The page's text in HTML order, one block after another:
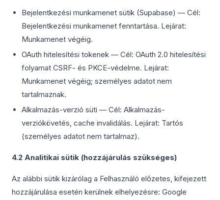
Bejelentkezési munkamenet sütik (Supabase) — Cél:
Bejelentkezési munkamenet fenntartása. Lejárat:
Munkamenet végéig.
OAuth hitelesítési tokenek — Cél: OAuth 2.0 hitelesítési
folyamat CSRF- és PKCE-védelme. Lejárat:
Munkamenet végéig; személyes adatot nem
tartalmaznak.
Alkalmazás-verzió süti — Cél: Alkalmazás-
verziókövetés, cache invalidálás. Lejárat: Tartós
(személyes adatot nem tartalmaz).
4.2 Analitikai sütik (hozzájárulás szükséges)
Az alábbi sütik kizárólag a Felhasználó előzetes, kifejezett
hozzájárulása esetén kerülnek elhelyezésre: Google